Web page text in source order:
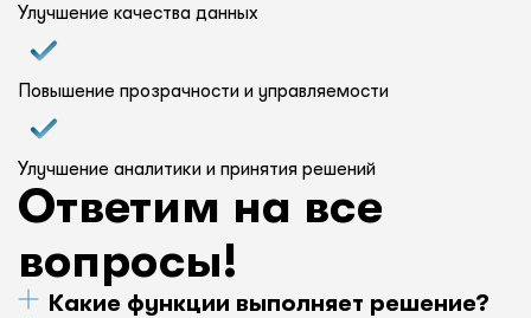
Улучшение качества данных
Повышение прозрачности и управляемости
Улучшение аналитики и принятия решений
Ответим на все
вопросы!
Какие функции выполняет решение?